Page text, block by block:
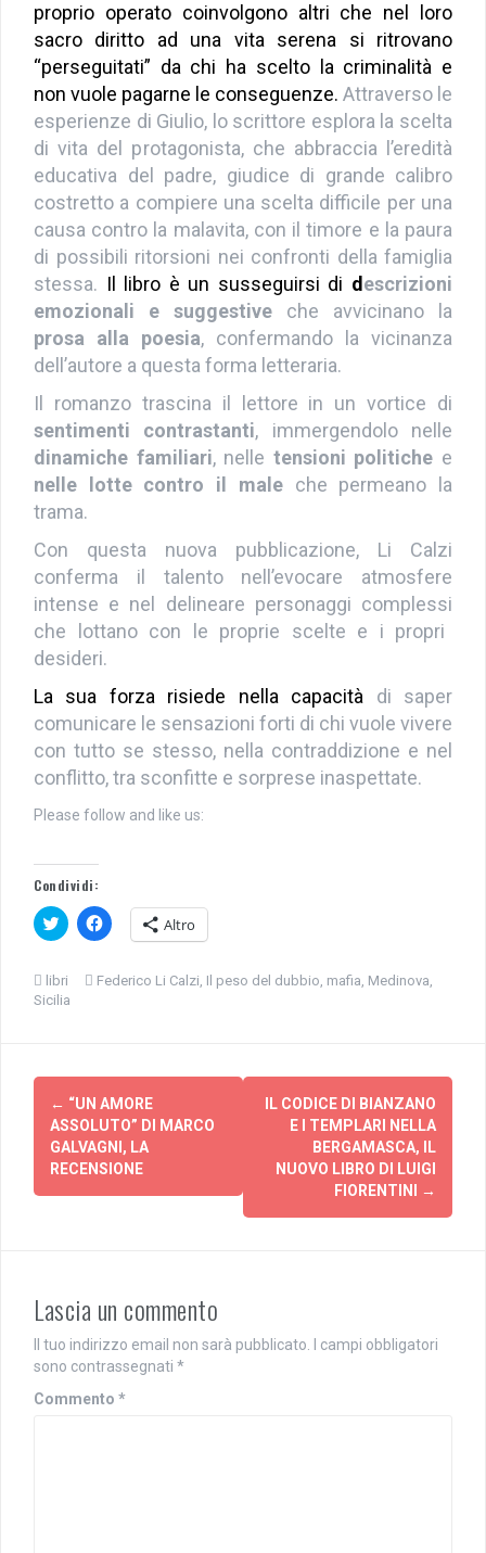
proprio operato coinvolgono altri che nel loro
sacro diritto ad una vita serena si ritrovano
“perseguitati” da chi ha scelto la criminalità e
non vuole pagarne le conseguenze. Attraverso le
esperienze di Giulio, lo scrittore esplora la scelta
di vita del protagonista, che abbraccia l’eredità
educativa del padre, giudice di grande calibro
costretto a compiere una scelta difficile per una
causa contro la malavita, con il timore e la paura
di possibili ritorsioni nei confronti della famiglia
stessa. Il libro è un susseguirsi di d escrizioni
emozionali e suggestive che avvicinano la
prosa alla poesia, confermando la vicinanza
dell’autore a questa forma letteraria.
Il romanzo trascina il lettore in un vortice di
sentimenti contrastanti, immergendolo nelle
dinamiche familiari, nelle tensioni politiche e
nelle lotte contro il maleche permeano la
trama.
Con questa nuova pubblicazione, Li Calzi
conferma il talento nell’evocare atmosfere
intense e nel delineare personaggi complessi
che lottano con le proprie scelte e i propri
desideri.
La sua forza risiede nella capacità di saper
comunicare le sensazioni forti di chi vuole vivere
con tutto se stesso, nella contraddizione e nel
conflitto, tra sconfitte e sorprese inaspettate.
Please follow and like us:
Condividi:
F
a
l
i
c
e
c
o
n
d
i
v
d
w
i
t
r
S
F
a
l
i
o
d
i
v
i
d
e
e
b
k
S
a
Altro
libri Federico Li Calzi, Il peso del dubbio, mafia, Medinova,
Sicilia
Navigazione
articolo
← “UN AMORE
ASSOLUTO” DI MARCO
GALVAGNI, LA
RECENSIONE
IL CODICE DI BIANZANO
E I TEMPLARI NELLA
BERGAMASCA, IL
NUOVO LIBRO DI LUIGI
FIORENTINI
→
Lascia un commento
Il tuo indirizzo email non sarà pubblicato.
I campi obbligatori
sono contrassegnati *
Commento *